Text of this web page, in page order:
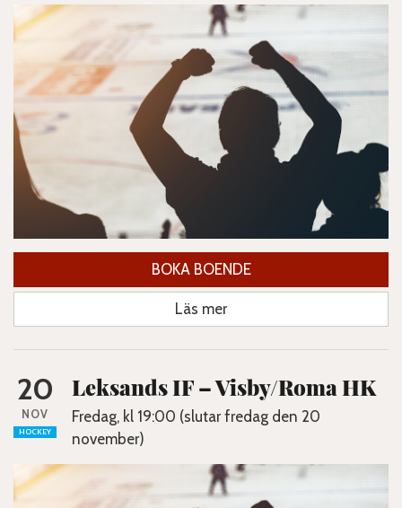
BOKA BOENDE
Läs mer
20
NOV
HOCKEY
Leksands IF – Visby/Roma HK
Fredag, kl 19:00 (slutar fredag den 20
november)